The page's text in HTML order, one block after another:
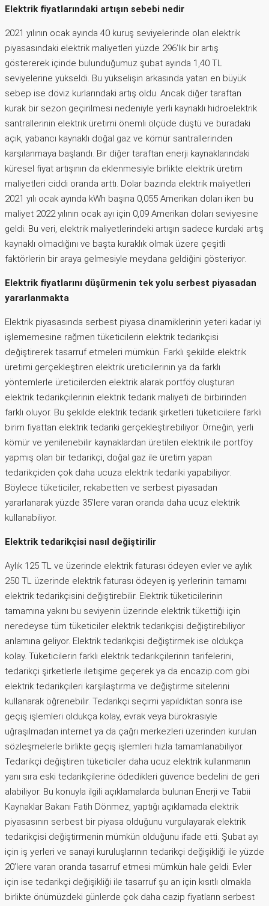
Elektrik fiyatlarındaki artışın sebebi nedir
2021 yılının ocak ayında 40 kuruş seviyelerinde olan elektrik
piyasasındaki elektrik maliyetleri yüzde 296’lık bir artış
göstererek içinde bulunduğumuz şubat ayında 1,40 TL
seviyelerine yükseldi. Bu yükselişin arkasında yatan en büyük
sebep ise döviz kurlarındaki artış oldu. Ancak diğer taraftan
kurak bir sezon geçirilmesi nedeniyle yerli kaynaklı hidroelektrik
santrallerinin elektrik üretimi önemli ölçüde düştü ve buradaki
açık, yabancı kaynaklı doğal gaz ve kömür santrallerinden
karşılanmaya başlandı. Bir diğer taraftan enerji kaynaklarındaki
küresel fiyat artışının da eklenmesiyle birlikte elektrik üretim
maliyetleri ciddi oranda arttı. Dolar bazında elektrik maliyetleri
2021 yılı ocak ayında kWh başına 0,055 Amerikan doları iken bu
maliyet 2022 yılının ocak ayı için 0,09 Amerikan doları seviyesine
geldi. Bu veri, elektrik maliyetlerindeki artışın sadece kurdaki artış
kaynaklı olmadığını ve başta kuraklık olmak üzere çeşitli
faktörlerin bir araya gelmesiyle meydana geldiğini gösteriyor.
Elektrik fiyatlarını düşürmenin tek yolu serbest piyasadan
yararlanmakta
Elektrik piyasasında serbest piyasa dinamiklerinin yeteri kadar iyi
işlememesine rağmen tüketicilerin elektrik tedarikçisi
değiştirerek tasarruf etmeleri mümkün. Farklı şekilde elektrik
üretimi gerçekleştiren elektrik üreticilerinin ya da farklı
yöntemlerle üreticilerden elektrik alarak portföy oluşturan
elektrik tedarikçilerinin elektrik tedarik maliyeti de birbirinden
farklı oluyor. Bu şekilde elektrik tedarik şirketleri tüketicilere farklı
birim fiyattan elektrik tedariki gerçekleştirebiliyor. Örneğin, yerli
kömür ve yenilenebilir kaynaklardan üretilen elektrik ile portföy
yapmış olan bir tedarikçi, doğal gaz ile üretim yapan
tedarikçiden çok daha ucuza elektrik tedariki yapabiliyor.
Böylece tüketiciler, rekabetten ve serbest piyasadan
yararlanarak yüzde 35’lere varan oranda daha ucuz elektrik
kullanabiliyor.
Elektrik tedarikçisi nasıl değiştirilir
Aylık 125 TL ve üzerinde elektrik faturası ödeyen evler ve aylık
250 TL üzerinde elektrik faturası ödeyen iş yerlerinin tamamı
elektrik tedarikçisini değiştirebilir. Elektrik tüketicilerinin
tamamına yakını bu seviyenin üzerinde elektrik tükettiği için
neredeyse tüm tüketiciler elektrik tedarikçisi değiştirebiliyor
anlamına geliyor. Elektrik tedarikçisi değiştirmek ise oldukça
kolay. Tüketicilerin farklı elektrik tedarikçilerinin tarifelerini,
tedarikçi şirketlerle iletişime geçerek ya da encazip.com gibi
elektrik tedarikçileri karşılaştırma ve değiştirme sitelerini
kullanarak öğrenebilir. Tedarikçi seçimi yapıldıktan sonra ise
geçiş işlemleri oldukça kolay, evrak veya bürokrasiyle
uğraşılmadan internet ya da çağrı merkezleri üzerinden kurulan
sözleşmelerle birlikte geçiş işlemleri hızla tamamlanabiliyor.
Tedarikçi değiştiren tüketiciler daha ucuz elektrik kullanmanın
yanı sıra eski tedarikçilerine ödedikleri güvence bedelini de geri
alabiliyor. Bu konuyla ilgili açıklamalarda bulunan Enerji ve Tabii
Kaynaklar Bakanı Fatih Dönmez, yaptığı açıklamada elektrik
piyasasının serbest bir piyasa olduğunu vurgulayarak elektrik
tedarikçisi değiştirmenin mümkün olduğunu ifade etti. Şubat ayı
için iş yerleri ve sanayi kuruluşlarının tedarikçi değişikliği ile yüzde
20’lere varan oranda tasarruf etmesi mümkün hale geldi. Evler
için ise tedarikçi değişikliği ile tasarruf şu an için kısıtlı olmakla
birlikte önümüzdeki günlerde çok daha cazip fiyatların serbest